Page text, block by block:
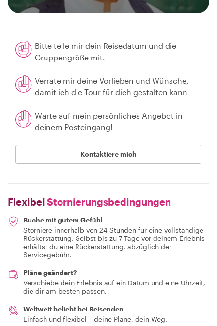
Bitte teile mir dein Reisedatum und die
Gruppengröße mit.
Verrate mir deine Vorlieben und Wünsche,
damit ich die Tour für dich gestalten kann
Warte auf mein persönliches Angebot in
deinem Posteingang!
Kontaktiere mich
Flexibel Stornierungsbedingungen
Buche mit gutem Gefühl
Storniere innerhalb von 24 Stunden für eine vollständige
Rückerstattung. Selbst bis zu 7 Tage vor deinem Erlebnis
erhältst du eine Rückerstattung, abzüglich der
Servicegebühr.
Pläne geändert?
Verschiebe dein Erlebnis auf ein Datum und eine Uhrzeit,
die dir am besten passen.
Weltweit beliebt bei Reisenden
Einfach und flexibel – deine Pläne, dein Weg.